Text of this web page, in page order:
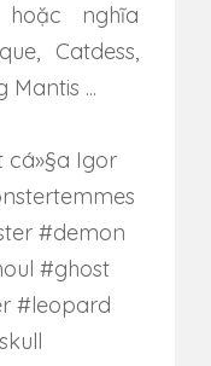
nghĩa
Catdess,
Mantis ...